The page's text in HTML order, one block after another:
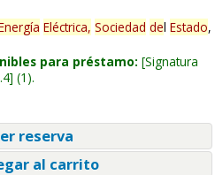
Eléctrica, Sociedad del Estado,
para préstamo: Signatura
(1).
reserva
al carrito